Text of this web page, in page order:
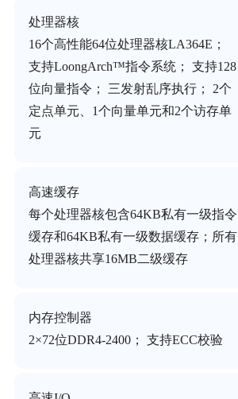
处理器核
16个高性能64位处理器核LA364E；
支持LoongArch™指令系统； 支持128
位向量指令； 三发射乱序执行； 2个
定点单元、1个向量单元和2个访存单
元
高速缓存
每个处理器核包含64KB私有一级指令
缓存和64KB私有一级数据缓存；所有
处理器核共享16MB二级缓存
内存控制器
2×72位DDR4-2400； 支持ECC校验